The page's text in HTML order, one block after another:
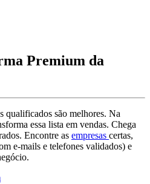
Premium da
qualificados são melhores. Na
essa lista em vendas. Chega
Encontre as empresas certas,
e-mails e telefones validados) e